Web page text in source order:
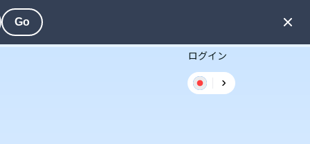
ログイン
Go